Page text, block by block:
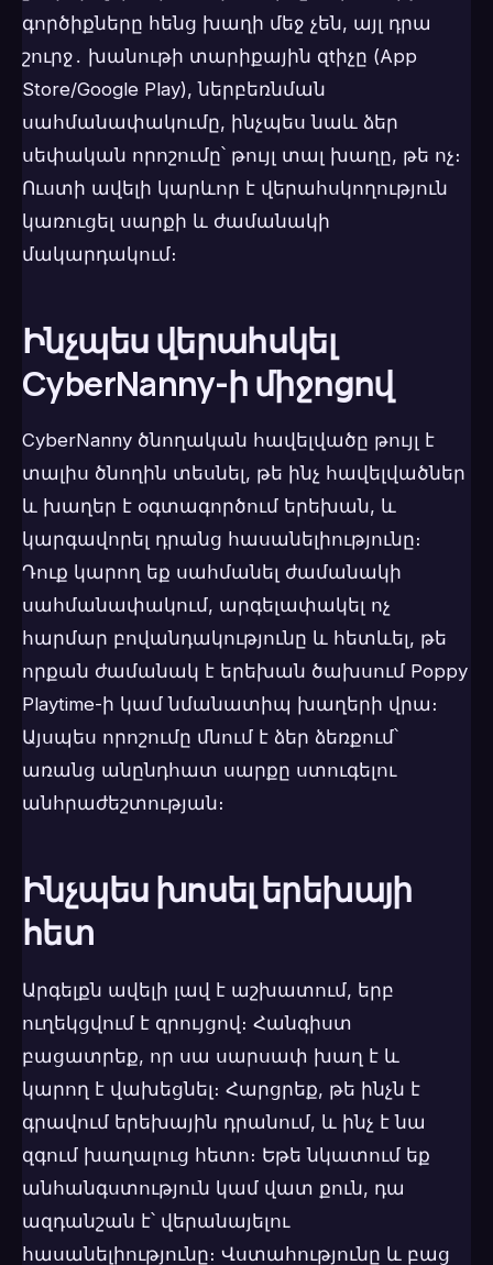
գործիքները հենց խաղի մեջ չեն, այլ դրա
շուրջ․ խանութի տարիքային զtիչը (App
Store/Google Play), ներբեռնման
սահմանափակումը, ինչպես նաև ձեր
սեփական որոշումը՝ թույլ տալ խաղը, թե ոչ։
Ուստի ավելի կարևոր է վերահսկողություն
կառուցել սարքի և ժամանակի
մակարդակում։
Ինչպես վերահսկել
CyberNanny-ի միջոցով
CyberNanny ծնողական հավելվածը թույլ է
տալիս ծնողին տեսնել, թե ինչ հավելվածներ
և խաղեր է օգտագործում երեխան, և
կարգավորել դրանց հասանելիությունը։
Դուք կարող եք սահմանել ժամանակի
սահմանափակում, արգելափակել ոչ
հարմար բովանդակությունը և հետևել, թե
որքան ժամանակ է երեխան ծախսում Poppy
Playtime-ի կամ նմանատիպ խաղերի վրա։
Այսպես որոշումը մնում է ձեր ձեռքում՝
առանց անընդհատ սարքը ստուգելու
անհրաժեշտության։
Ինչպես խոսել երեխայի
հետ
Արգելքն ավելի լավ է աշխատում, երբ
ուղեկցվում է զրույցով։ Հանգիստ
բացատրեք, որ սա սարսափ խաղ է և
կարող է վախեցնել։ Հարցրեք, թե ինչն է
գրավում երեխային դրանում, և ինչ է նա
զգում խաղալուց հետո։ Եթե նկատում եք
անհանգստություն կամ վատ քուն, դա
ազդանշան է՝ վերանայելու
հասանելիությունը։ Վստահությունը և բաց